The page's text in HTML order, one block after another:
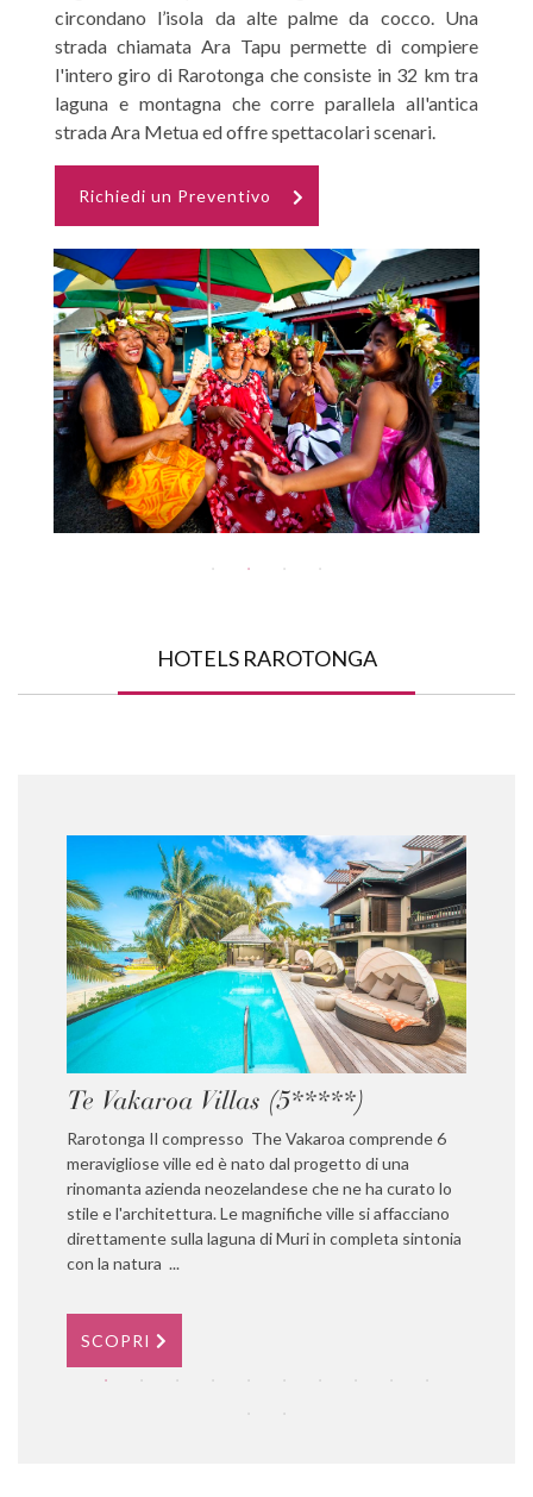
circondano l’isola da alte palme da cocco. Una
strada chiamata Ara Tapu permette di compiere
l'intero giro di Rarotonga che consiste in 32 km tra
laguna e montagna che corre parallela all'antica
strada Ara Metua ed offre spettacolari scenari.
Richiedi un Preventivo
HOTELS RAROTONGA
Te Vakaroa Villas (5*****)
Rarotonga Il compresso The Vakaroa comprende 6
meravigliose ville ed è nato dal progetto di una
rinomanta azienda neozelandese che ne ha curato lo
stile e l'architettura. Le magnifiche ville si affacciano
direttamente sulla laguna di Muri in completa sintonia
con la natura ...
SCOPRI